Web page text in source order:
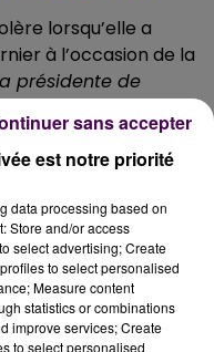
lorsqu’elle a
à l’occasion de la
présidente de
Christelle
part de notre
à-vis de ce choix
traiteur.
nous
sociaux de
est notre priorité
data processing based on
Store and/or access
select advertising; Create
to select personalised
Measure content
statistics or combinations
improve services; Create
to select personalised
sans accepter